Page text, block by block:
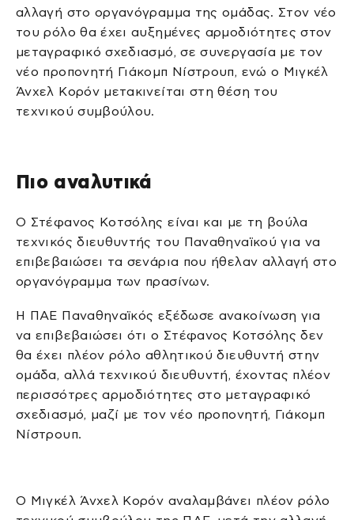
αλλαγή στο οργανόγραμμα της ομάδας. Στον νέο
του ρόλο θα έχει αυξημένες αρμοδιότητες στον
μεταγραφικό σχεδιασμό, σε συνεργασία με τον
νέο προπονητή Γιάκομπ Νίστρουπ, ενώ ο Μιγκέλ
Άνχελ Κορόν μετακινείται στη θέση του
τεχνικού συμβούλου.
Πιο αναλυτικά
Ο Στέφανος Κοτσόλης είναι και με τη βούλα
τεχνικός διευθυντής του Παναθηναϊκού για να
επιβεβαιώσει τα σενάρια που ήθελαν αλλαγή στο
οργανόγραμμα των πρασίνων.
Η ΠΑΕ Παναθηναϊκός εξέδωσε ανακοίνωση για
να επιβεβαιώσει ότι ο Στέφανος Κοτσόλης δεν
θα έχει πλέον ρόλο αθλητικού διευθυντή στην
ομάδα, αλλά τεχνικού διευθυντή, έχοντας πλέον
περισσότρες αρμοδιότητες στο μεταγραφικό
σχεδιασμό, μαζί με τον νέο προπονητή, Γιάκομπ
Νίστρουπ.
Ο Μιγκέλ Άνχελ Κορόν αναλαμβάνει πλέον ρόλο